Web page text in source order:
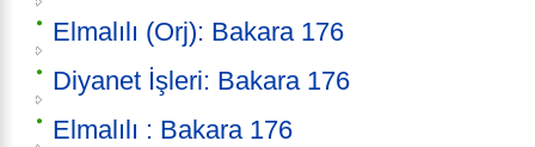
Elmalılı (Orj): Bakara 176
Diyanet İşleri: Bakara 176
Elmalılı : Bakara 176